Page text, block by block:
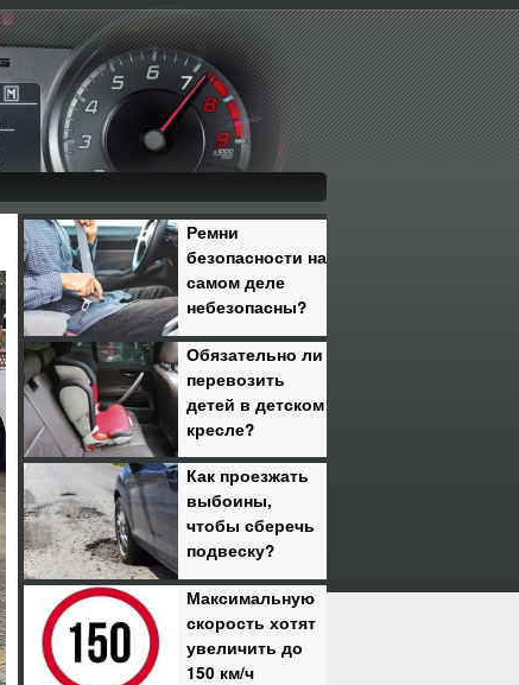
Ремни
безопасности на
самом деле
небезопасны?
Обязательно ли
перевозить
детей в детском
кресле?
Как проезжать
выбоины,
чтобы сберечь
подвеску?
Максимальную
скорость хотят
увеличить до
150 км/ч